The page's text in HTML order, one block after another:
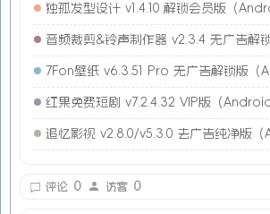
独孤发型设计 v1.4.10 解锁会员版（
音频裁剪&铃声制作器 v2.3.4 无广告解
7Fon壁纸 v6.3.51 Pro 无广告解锁版（
红果免费短剧 v7.2.4.32 VIP版（Android
追忆影视 v2.8.0/v5.3.0 去广告纯净版（
评论 0 访客 0